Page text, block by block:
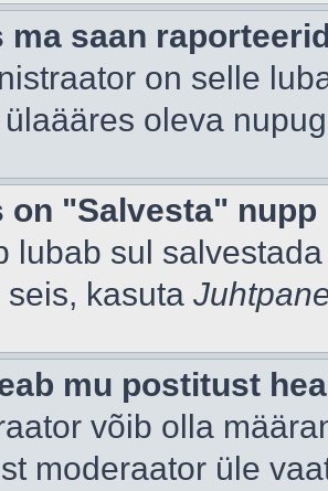
ma saan
on selle
oleva
on "Salvesta"
lubab sul
seis, kasuta
mu postitust
võib olla
moderaator üle